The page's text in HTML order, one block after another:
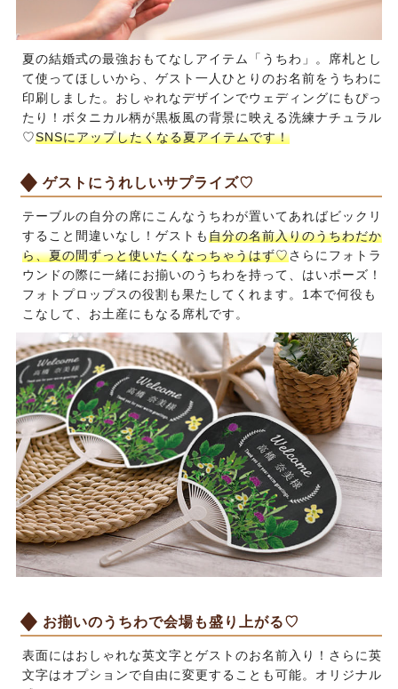
夏の結婚式の最強おもてなしアイテム「うちわ」。席札とし
て使ってほしいから、ゲスト一人ひとりのお名前をうちわに
印刷しました。おしゃれなデザインでウェディングにもぴっ
たり！ボタニカル柄が黒板風の背景に映える洗練ナチュラル
♡SNSにアップしたくなる夏アイテムです！
ゲストにうれしいサプライズ♡
テーブルの自分の席にこんなうちわが置いてあればビックリ
すること間違いなし！ゲストも自分の名前入りのうちわだか
ら、夏の間ずっと使いたくなっちゃうはず♡さらにフォトラ
ウンドの際に一緒にお揃いのうちわを持って、はいポーズ！
フォトプロップスの役割も果たしてくれます。1本で何役も
こなして、お土産にもなる席札です。
お揃いのうちわで会場も盛り上がる♡
表面にはおしゃれな英文字とゲストのお名前入り！さらに英
文字はオプションで自由に変更することも可能。オリジナル